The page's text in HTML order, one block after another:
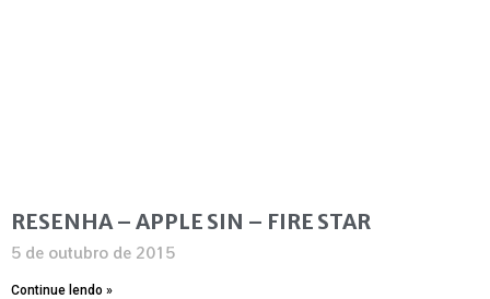
RESENHA – APPLE SIN – FIRE STAR
5 de outubro de 2015
Continue lendo »